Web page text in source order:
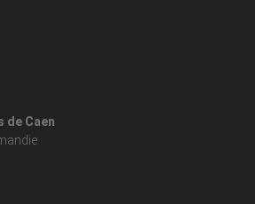
de Caen